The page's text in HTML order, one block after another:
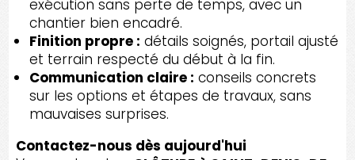
exécution sans perte de temps, avec un
chantier bien encadré.
Finition propre : détails soignés, portail ajusté
et terrain respecté du début à la fin.
Communication claire : conseils concrets
sur les options et étapes de travaux, sans
mauvaises surprises.
Contactez-nous dès aujourd'hui